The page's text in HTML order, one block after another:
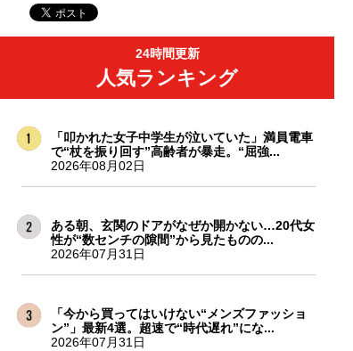
24時間更新
人気ランキング
「叩かれた女子中学生が泣いていた」満員電車
で“杖を振り回す”高齢者が暴走。“屈強...
2026年08月02日
ある朝、玄関のドアがなぜか開かない…20代女
性が“数センチの隙間”から見たものの...
2026年07月31日
「今から買ってはいけない“メンズファッショ
ン”」最新4選。超速で“時代遅れ”にな...
2026年07月31日